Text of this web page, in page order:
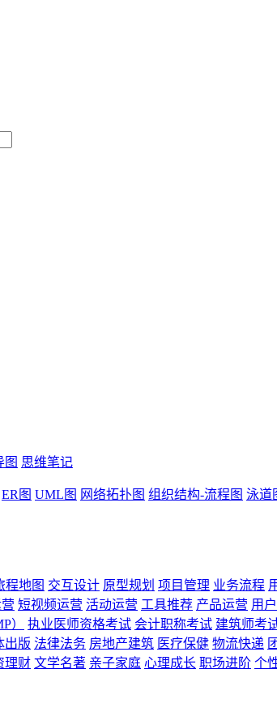
图 思维笔记
ER图 UML图 网络拓扑图 组织结构-流程图 泳道
程地图 交互设计 原型规划 项目管理 业务流程
短视频运营 活动运营 工具推荐 产品运营 用
）
执业医师资格考试 会计职称考试 建筑师考
出版 法律法务 房地产建筑 医疗保健 物流快递
理财 文学名著 亲子家庭 心理成长 职场进阶 个